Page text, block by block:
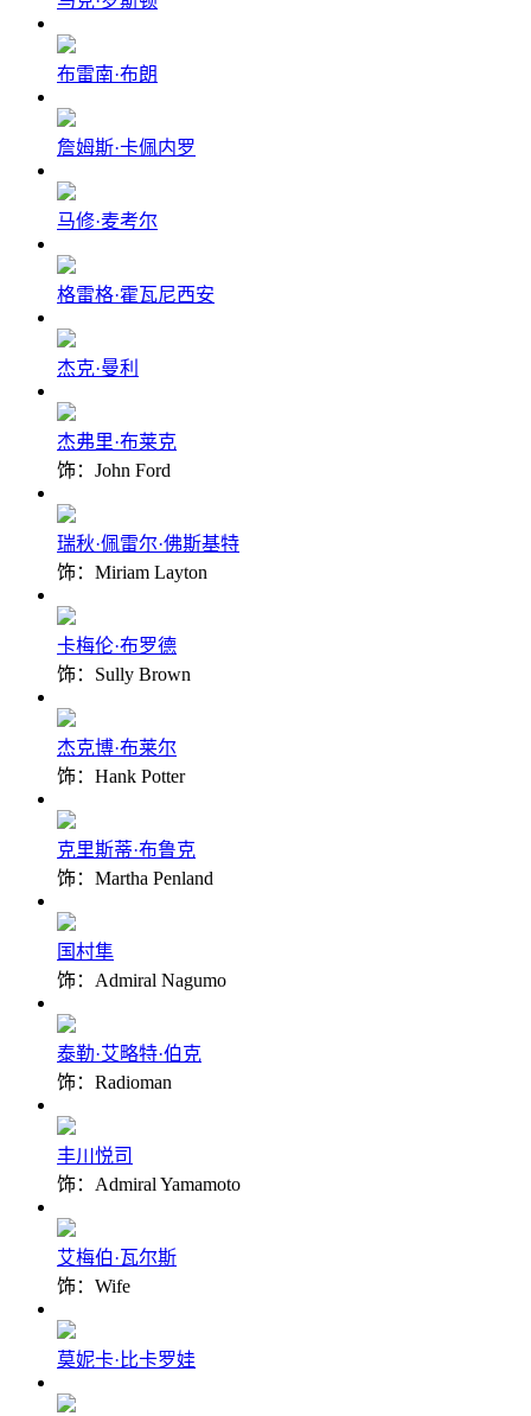
布雷南·布朗
詹姆斯·卡佩内罗
马修·麦考尔
格雷格·霍瓦尼西安
杰克·曼利
杰弗里·布莱克
饰：John Ford
瑞秋·佩雷尔·佛斯基特
饰：Miriam Layton
卡梅伦·布罗德
饰：Sully Brown
杰克博·布莱尔
饰：Hank Potter
克里斯蒂·布鲁克
饰：Martha Penland
国村隼
饰：Admiral Nagumo
泰勒·艾略特·伯克
饰：Radioman
丰川悦司
饰：Admiral Yamamoto
艾梅伯·瓦尔斯
饰：Wife
莫妮卡·比卡罗娃